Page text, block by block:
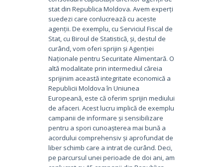
stat din Republica Moldova. Avem experți
suedezi care conlucrează cu aceste
agenții. De exemplu, cu Serviciul Fiscal de
Stat, cu Biroul de Statistică, și, destul de
curând, vom oferi sprijin și Agenției
Naționale pentru Securitate Alimentară. O
altă modalitate prin intermediul căreia
sprijinim această integritate economică a
Republicii Moldova în Uniunea
Europeană, este că oferim sprijin mediului
de afaceri. Acest lucru implică de exemplu
campanii de informare și sensibilizare
pentru a spori cunoașterea mai bună a
acordului comprehensiv și aprofundat de
liber schimb care a intrat de curând. Deci,
pe parcursul unei perioade de doi ani, am